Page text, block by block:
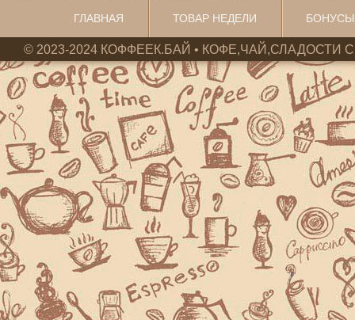
ГЛАВНАЯ ТОВАР НЕДЕЛИ
© 2023-2024 КОФФЕЕК.БАЙ • КОФЕ,ЧАЙ,СЛАДОСТИ С